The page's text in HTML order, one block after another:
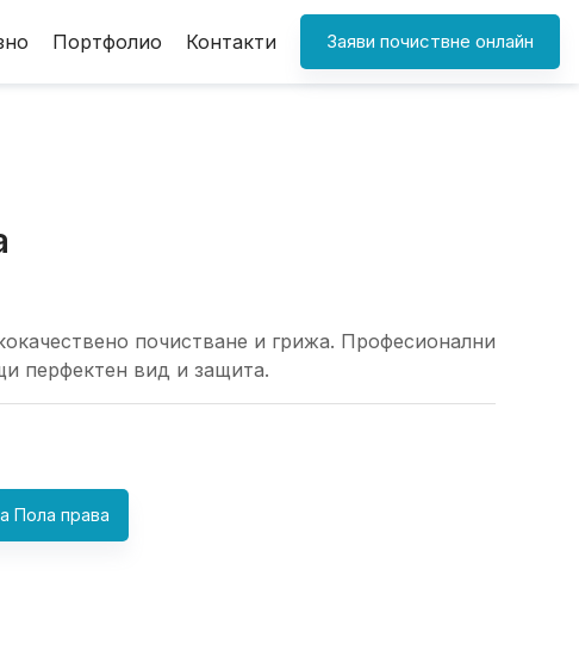
Портфолио Контакти Заяви почиствне онлайн
почистване и грижа. Професионални
перфектен вид и защита.
Пола права